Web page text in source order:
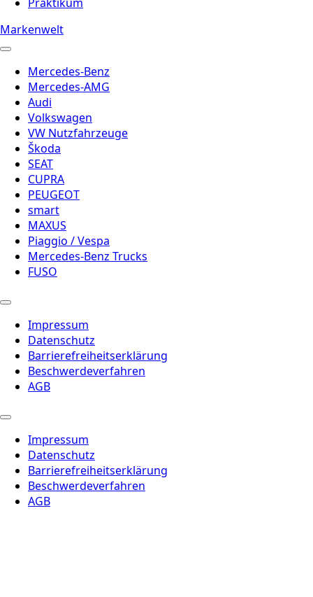
Markenwelt
Mercedes-Benz
Mercedes-AMG
Audi
Volkswagen
VW Nutzfahrzeuge
Škoda
SEAT
CUPRA
PEUGEOT
smart
MAXUS
Piaggio / Vespa
Mercedes-Benz Trucks
FUSO
Impressum
Datenschutz
Barrierefreiheitserklärung
Beschwerdeverfahren
AGB
Impressum
Datenschutz
Barrierefreiheitserklärung
Beschwerdeverfahren
AGB